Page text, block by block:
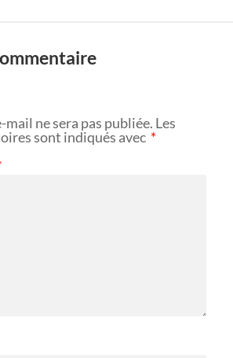
mail ne sera pas publiée. Les
sont indiqués avec *